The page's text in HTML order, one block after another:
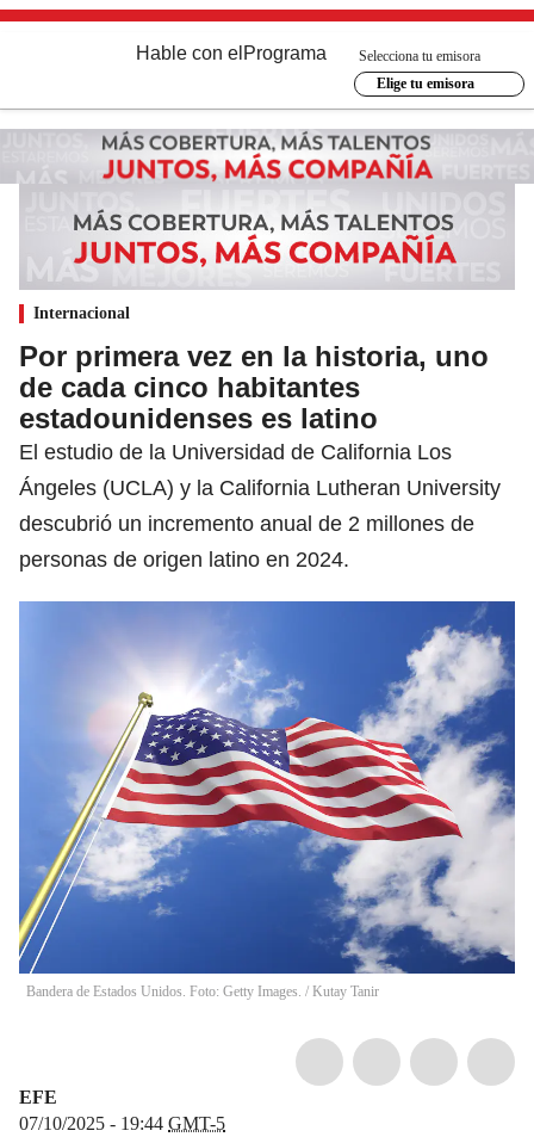
Hable con el Programa
Selecciona tu emisora
Elige tu emisora
Internacional
Por primera vez en la historia, uno
de cada cinco habitantes
estadounidenses es latino
El estudio de la Universidad de California Los
Ángeles (UCLA) y la California Lutheran University
descubrió un incremento anual de 2 millones de
personas de origen latino en 2024.
Bandera de Estados Unidos. Foto: Getty Images. / Kutay Tanir
EFE
07/10/2025 - 19:44 GMT-5